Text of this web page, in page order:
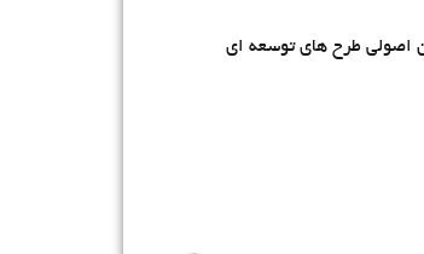
اصولی طرح های توسعه ای